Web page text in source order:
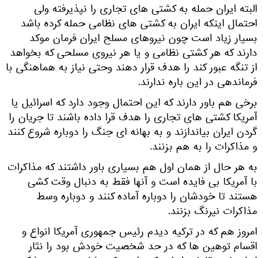
البته ایران حمله به کشتی های تجاری را نپذیرفته ولی
احتمال اینکه ایران به کشتی های نظامی حمله کرده باشد
بسیار زیاد است چون نیروهای مسلح ایران فرمان موکد
دارند که هر کشتی نظامی و یا هر نیروی مسلحی که بخواهد
از تنگه عبور کند را هدف قرار دهند وحتی نیاز به هماهنگی با
فرماندهی در این باره ندارند.
برخی هم باور دارند که این احتمال وجود دارد که اسرائیل یا
آمریکا کشتی های تجاری را هدف قرا داده باشند تا جریان را
گردن ایران بیاندازند و به بهانه ای جنگ را دوباره شروع کنند
و مذاکرات را به هم بزنند.
به هر حال از همان اول هم بسیاری باور داشتند که مذاکرات
با آمریکا بی فایده است و آنها فقط به دنبال وقت کشی
هستند تا خودشان را دوباره آماده کنند و دوباره وسط
مذاکرات نیرنگ بزنند.
امروز هم که در ترکیه دیدم رئیس جمهوری آمریکا انواع و
اقسام توهین ها که در حد شخصیت خودش بود را نثار